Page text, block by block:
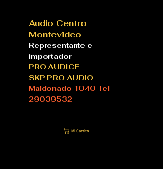
Audio Centro
Montevideo
Representante e
importador
PRO AUDICE
SKP PRO AUDIO
Maldonado 1040 Tel
29039532
Mi Carrito